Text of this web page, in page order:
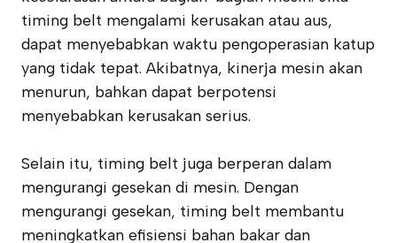
timing belt mengalami kerusakan atau aus,
dapat menyebabkan waktu pengoperasian katup
yang tidak tepat. Akibatnya, kinerja mesin akan
menurun, bahkan dapat berpotensi
menyebabkan kerusakan serius.
Selain itu, timing belt juga berperan dalam
mengurangi gesekan di mesin. Dengan
mengurangi gesekan, timing belt membantu
meningkatkan efisiensi bahan bakar dan